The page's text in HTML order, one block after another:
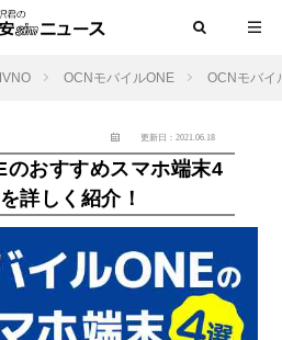
OCNモバイルONE OCNモバイ
更新日：2021.06.18
のおすすめスマホ端末4
詳しく紹介！